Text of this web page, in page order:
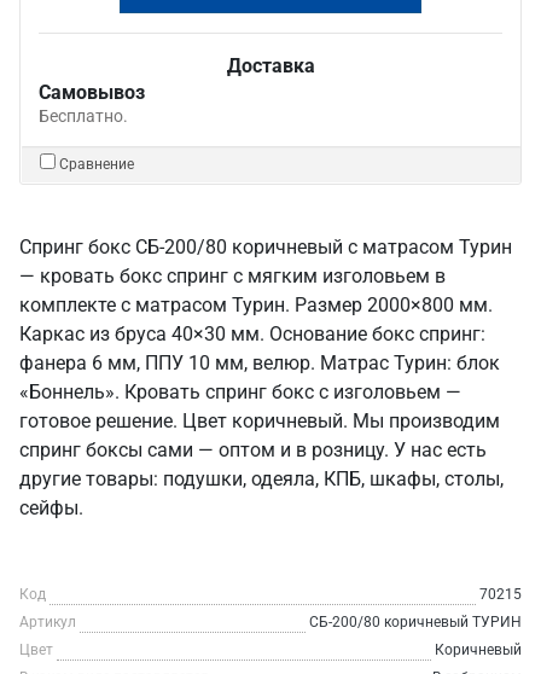
Доставка
Самовывоз
Бесплатно.
Сравнение
Спринг бокс СБ-200/80 коричневый с матрасом Турин
— кровать бокс спринг с мягким изголовьем в
комплекте с матрасом Турин. Размер 2000×800 мм.
Каркас из бруса 40×30 мм. Основание бокс спринг:
фанера 6 мм, ППУ 10 мм, велюр. Матрас Турин: блок
«Боннель». Кровать спринг бокс с изголовьем —
готовое решение. Цвет коричневый. Мы производим
спринг боксы сами — оптом и в розницу. У нас есть
другие товары: подушки, одеяла, КПБ, шкафы, столы,
сейфы.
Код
70215
Артикул
СБ-200/80 коричневый ТУРИН
Цвет
Коричневый